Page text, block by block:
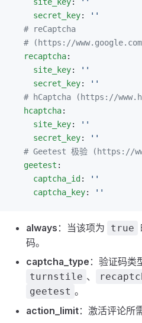
    secret_key
:
''
  # reCaptcha
# (https://
  recaptcha
:
    site_key
:
''
    secret_key
:
''
# hCaptcha (https://
  hcaptcha
:
    site_key
:
''
    secret_key
:
''
# Geetest 极验 (https://
  geetest
:
    captcha_id
:
''
    captcha_key
: ''
always ：当该项为 true
码。
captcha_type ：验证码类
turnstile 、
geetest 。
action_limit：激活评论所